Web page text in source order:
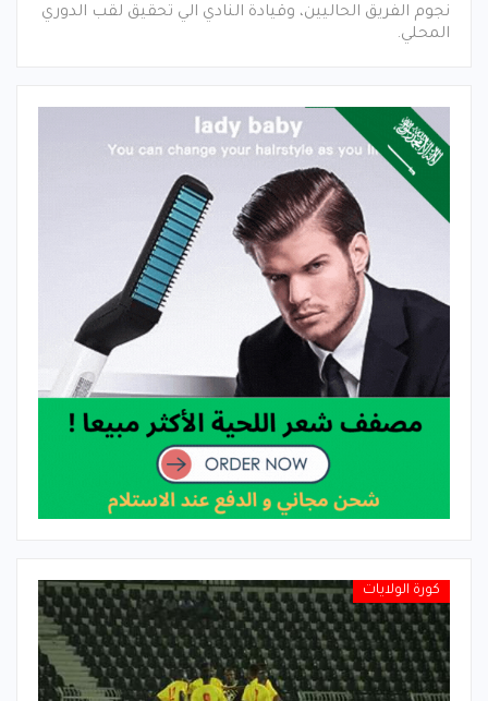
نجوم الفريق الحاليين، وقيادة النادي الي تحقيق لقب الدوري
المحلي.
كورة الولايات